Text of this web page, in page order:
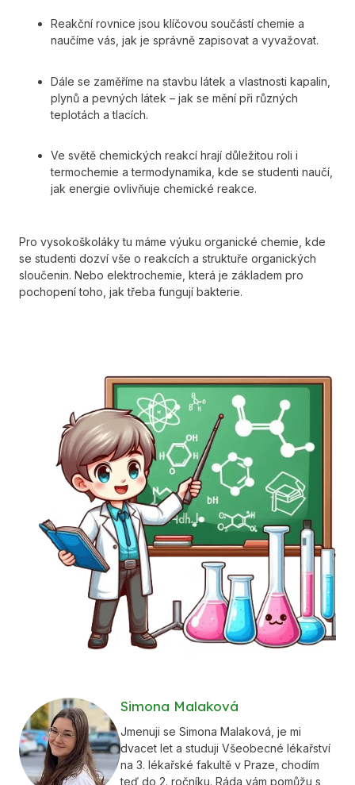
Reakční rovnice jsou klíčovou součástí chemie a
naučíme vás, jak je správně zapisovat a vyvažovat.
Dále se zaměříme na stavbu látek a vlastnosti kapalin,
plynů a pevných látek – jak se mění při různých
teplotách a tlacích.
Ve světě chemických reakcí hrají důležitou roli i
termochemie a termodynamika, kde se studenti naučí,
jak energie ovlivňuje chemické reakce.
​Pro vysokoškoláky tu máme výuku organické chemie, kde
se studenti dozví vše o reakcích a struktuře organických
sloučenin. Nebo elektrochemie, která je základem pro
pochopení toho, jak třeba fungují bakterie.
Simona Malaková
Jmenuji se Simona Malaková, je mi
dvacet let a studuji Všeobecné lékařství
na 3. lékařské fakultě v Praze, chodím
teď do 2. ročníku. Ráda vám pomůžu s